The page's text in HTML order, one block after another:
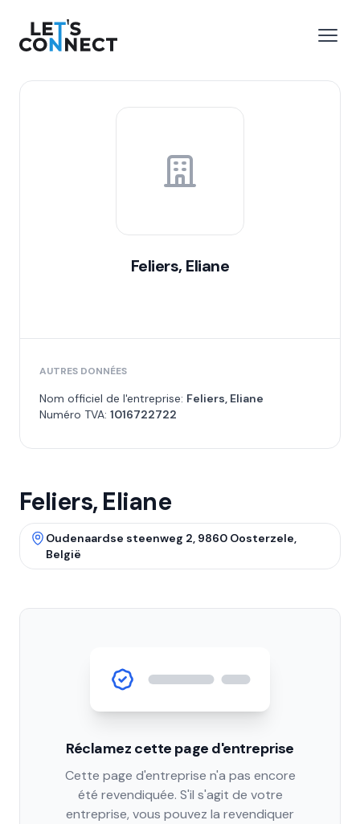
Let's Connect
le menu
Feliers, Eliane
AUTRES DONNÉES
Nom officiel de l'entreprise: Feliers, Eliane
Numéro TVA: 1016722722
Feliers, Eliane
Oudenaardse steenweg 2, 9860 Oosterzele,
België
Réclamez cette page d'entreprise
Cette page d'entreprise n'a pas encore
été revendiquée. S'il s'agit de votre
entreprise, vous pouvez la revendiquer